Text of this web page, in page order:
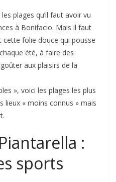
plages qu’il faut avoir vu
à Bonifacio. Mais il faut
cette folie douce qui pousse
été, à faire des
aux plaisirs de la
», voici les plages les plus
lieux « moins connus » mais
:
sports